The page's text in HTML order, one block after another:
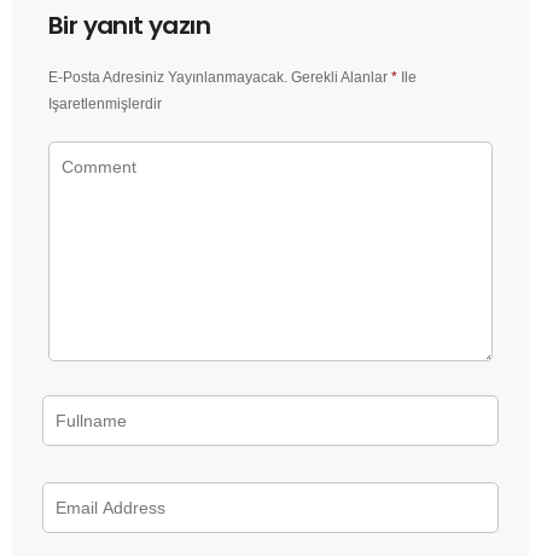
Bir yanıt yazın
E-Posta Adresiniz Yayınlanmayacak. Gerekli Alanlar * Ile
Işaretlenmişlerdir